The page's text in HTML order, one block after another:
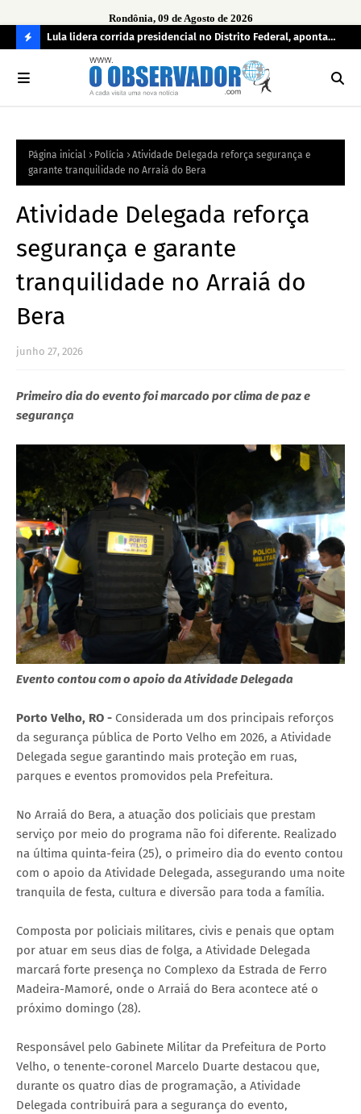
Rondônia, 09 de Agosto de 2026
O
R
Lula lidera corrida presidencial no Distrito Federal, aponta
pesquisa; Flávio Bolsonaro aparece em segundo
Página inicial Polícia
Atividade Delegada reforça segurança e
garante tranquilidade no Arraiá do Bera
Atividade Delegada reforça
segurança e garante
tranquilidade no Arraiá do
Bera
junho 27, 2026
Primeiro dia do evento foi marcado por clima de paz e
segurança
Evento contou com o apoio da Atividade Delegada
Porto Velho, RO - Considerada um dos principais reforços
da segurança pública de Porto Velho em 2026, a Atividade
Delegada segue garantindo mais proteção em ruas,
parques e eventos promovidos pela Prefeitura.
No Arraiá do Bera, a atuação dos policiais que prestam
serviço por meio do programa não foi diferente. Realizado
na última quinta-feira (25), o primeiro dia do evento contou
com o apoio da Atividade Delegada, assegurando uma noite
tranquila de festa, cultura e diversão para toda a família.
Composta por policiais militares, civis e penais que optam
por atuar em seus dias de folga, a Atividade Delegada
marcará forte presença no Complexo da Estrada de Ferro
Madeira-Mamoré, onde o Arraiá do Bera acontece até o
próximo domingo (28).
Responsável pelo Gabinete Militar da Prefeitura de Porto
Velho, o tenente-coronel Marcelo Duarte destacou que,
durante os quatro dias de programação, a Atividade
Delegada contribuirá para a segurança do evento,